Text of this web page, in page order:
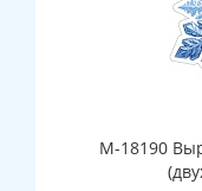
М-18190